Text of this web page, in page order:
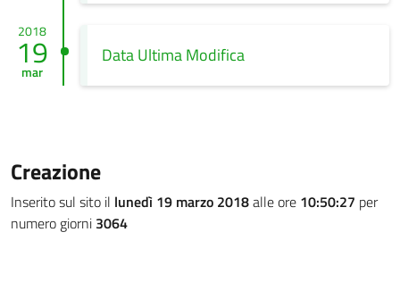
2018
19
mar
Data Ultima Modifica
Creazione
Inserito sul sito il lunedì 19 marzo 2018alle ore 10:50:27 per
numero giorni 3064